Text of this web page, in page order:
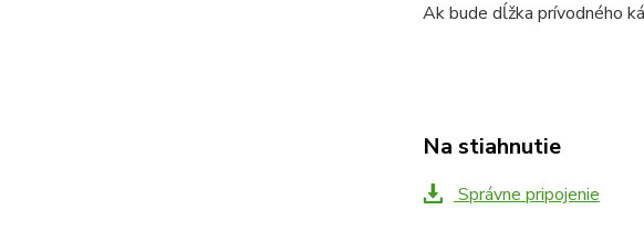
Ak bude dĺžka prívodného
Na stiahnutie
Správne pripojenie